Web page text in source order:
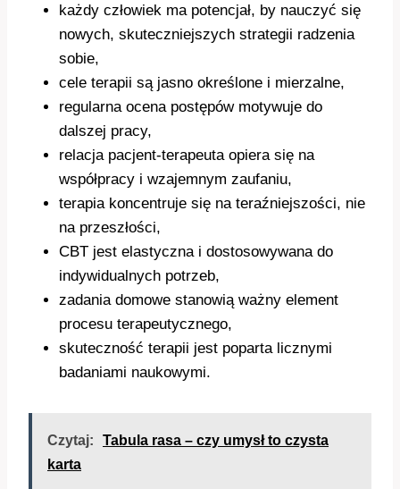
każdy człowiek ma potencjał, by nauczyć się
nowych, skuteczniejszych strategii radzenia
sobie,
cele terapii są jasno określone i mierzalne,
regularna ocena postępów motywuje do
dalszej pracy,
relacja pacjent-terapeuta opiera się na
współpracy i wzajemnym zaufaniu,
terapia koncentruje się na teraźniejszości, nie
na przeszłości,
CBT jest elastyczna i dostosowywana do
indywidualnych potrzeb,
zadania domowe stanowią ważny element
procesu terapeutycznego,
skuteczność terapii jest poparta licznymi
badaniami naukowymi.
Czytaj:
Tabula rasa – czy umysł to czysta
karta